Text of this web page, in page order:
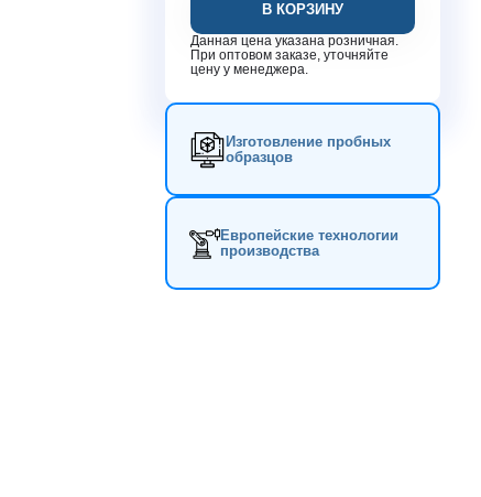
В КОРЗИНУ
Данная цена указана розничная.
При оптовом заказе, уточняйте
цену у менеджера.
Изготовление пробных
образцов
Европейские технологии
производства